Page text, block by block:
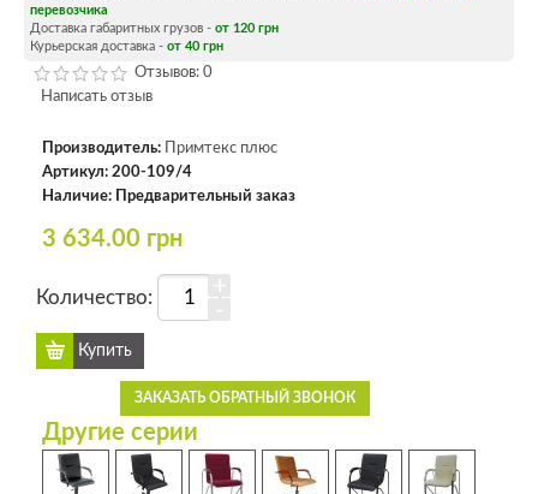
перевозчика
Доставка габаритных грузов - от 120 грн
Курьерская доставка - от 40 грн
Отзывов: 0
Написать отзыв
Производитель:
Примтекс плюс
Артикул: 200-109/4
Наличие: Предварительный заказ
3 634.00 грн
Количество:
ЗАКАЗАТЬ ОБРАТНЫЙ ЗВОНОК
Другие серии